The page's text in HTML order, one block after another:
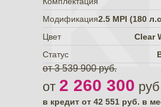
Модификация2.5 MPI (180
Цвет
Clear
Статус
от 3 539 900 руб.
от 2 260 300
в кредит от 42 551 руб. в